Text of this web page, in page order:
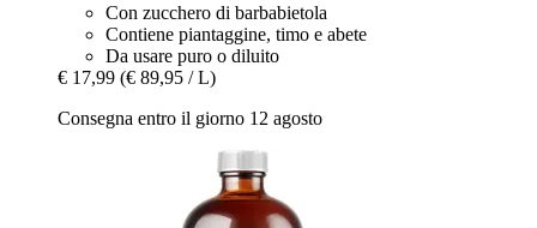
Con zucchero di barbabietola
Contiene piantaggine, timo e abete
Da usare puro o diluito
€ 17,99 (€ 89,95 / L)
Consegna entro il giorno 12 agosto